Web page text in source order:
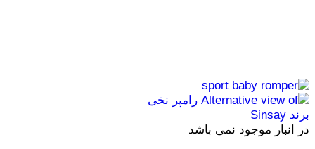
در انبار موجود نمی باشد